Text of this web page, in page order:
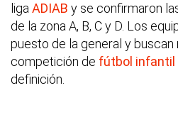
ligaADIAB y se confirmaron
de la zona A, B, C y D. Los
puesto de la general y buscan
competición de fútbol infantil
definición.